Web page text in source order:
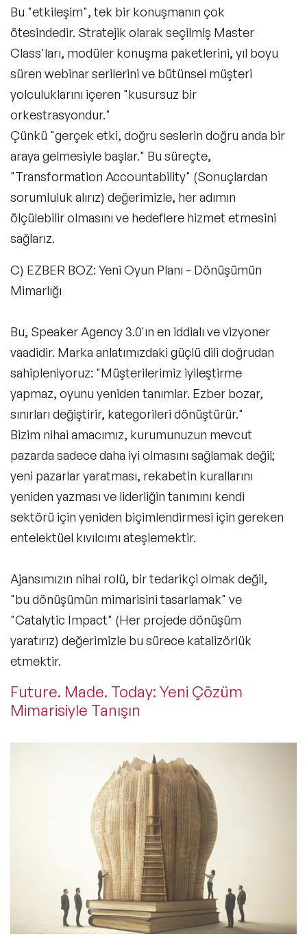
Bu "etkileşim", tek bir konuşmanın çok
ötesindedir. Stratejik olarak seçilmiş Master
Class'ları, modüler konuşma paketlerini, yıl boyu
süren webinar serilerini ve bütünsel müşteri
yolculuklarını içeren "kusursuz bir
orkestrasyondur."
Çünkü "gerçek etki, doğru seslerin doğru anda bir
araya gelmesiyle başlar." Bu süreçte,
"Transformation Accountability" (Sonuçlardan
sorumluluk alırız) değerimizle, her adımın
ölçülebilir olmasını ve hedeflere hizmet etmesini
sağlarız.
C) EZBER BOZ: Yeni Oyun Planı - Dönüşümün
Mimarlığı
Bu, Speaker Agency 3.0'ın en iddialı ve vizyoner
vaadidir. Marka anlatımızdaki güçlü dili doğrudan
sahipleniyoruz: "Müşterilerimiz iyileştirme
yapmaz, oyunu yeniden tanımlar. Ezber bozar,
sınırları değiştirir, kategorileri dönüştürür."
Bizim nihai amacımız, kurumunuzun mevcut
pazarda sadece daha iyi olmasını sağlamak değil;
yeni pazarlar yaratması, rekabetin kurallarını
yeniden yazması ve liderliğin tanımını kendi
sektörü için yeniden biçimlendirmesi için gereken
entelektüel kıvılcımı ateşlemektir.
Ajansımızın nihai rolü, bir tedarikçi olmak değil,
"bu dönüşümün mimarisini tasarlamak" ve
"Catalytic Impact" (Her projede dönüşüm
yaratırız) değerimizle bu sürece katalizörlük
etmektir.
Future. Made. Today: Yeni Çözüm
Mimarisiyle Tanışın